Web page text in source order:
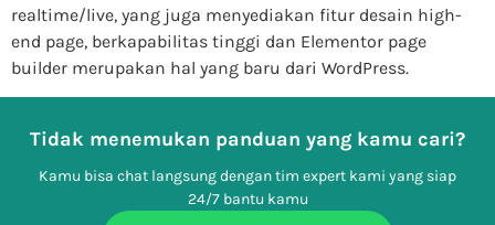
realtime/live, yang juga menyediakan fitur desain high-
end page, berkapabilitas tinggi dan Elementor page
builder merupakan hal yang baru dari WordPress.
Tidak menemukan panduan yang kamu cari?
Kamu bisa chat langsung dengan tim expert kami yang siap
24/7 bantu kamu